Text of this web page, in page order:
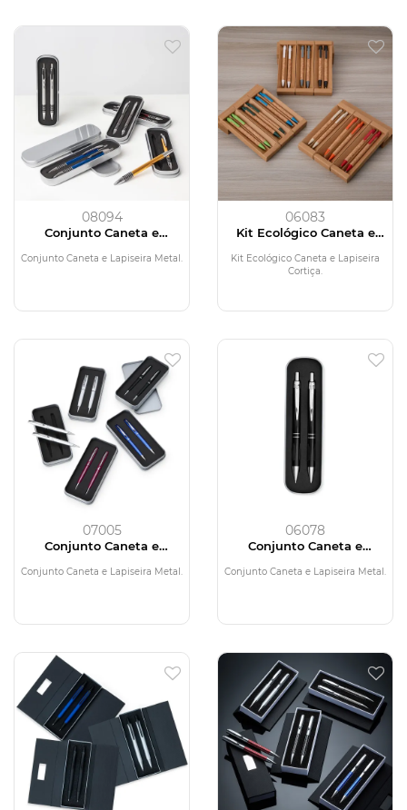
08094
Conjunto Caneta e
Conjunto Caneta e Lapiseira Metal.
06083
Kit Ecológico Caneta e
Kit Ecológico Caneta e Lapiseira
Cortiça.
07005
Conjunto Caneta e
Conjunto Caneta e Lapiseira Metal.
06078
Conjunto Caneta e
Conjunto Caneta e Lapiseira Metal.